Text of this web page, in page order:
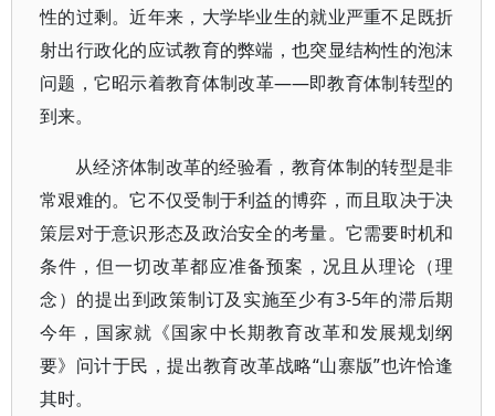
性的过剩。近年来，大学毕业生的就业严重不足既折
射出行政化的应试教育的弊端，也突显结构性的泡沫
问题，它昭示着教育体制改革——即教育体制转型的
到来。
从经济体制改革的经验看，教育体制的转型是非
常艰难的。它不仅受制于利益的博弈，而且取决于决
策层对于意识形态及政治安全的考量。它需要时机和
条件，但一切改革都应准备预案，况且从理论（理
念）的提出到政策制订及实施至少有3-5年的滞后期
今年，国家就《国家中长期教育改革和发展规划纲
要》问计于民，提出教育改革战略“山寨版”也许恰逢
其时。